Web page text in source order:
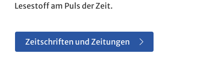
Lesestoff am Puls der Zeit.
Zeitschriften und Zeitungen